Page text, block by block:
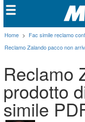
Home > Fac simile reclamo
Reclamo Zalando pacco non
Reclamo
prodotto
simile